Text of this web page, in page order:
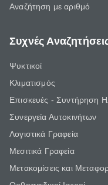
Αναζήτηση με αριθμό
Συχνές
Ψυκτικοί
Κλιματισμός
Επισκευές - Συντήρηση
Συνεργεία Αυτοκινήτων
Λογιστικά Γραφεία
Μεσιτικά Γραφεία
Μετακομίσεις και